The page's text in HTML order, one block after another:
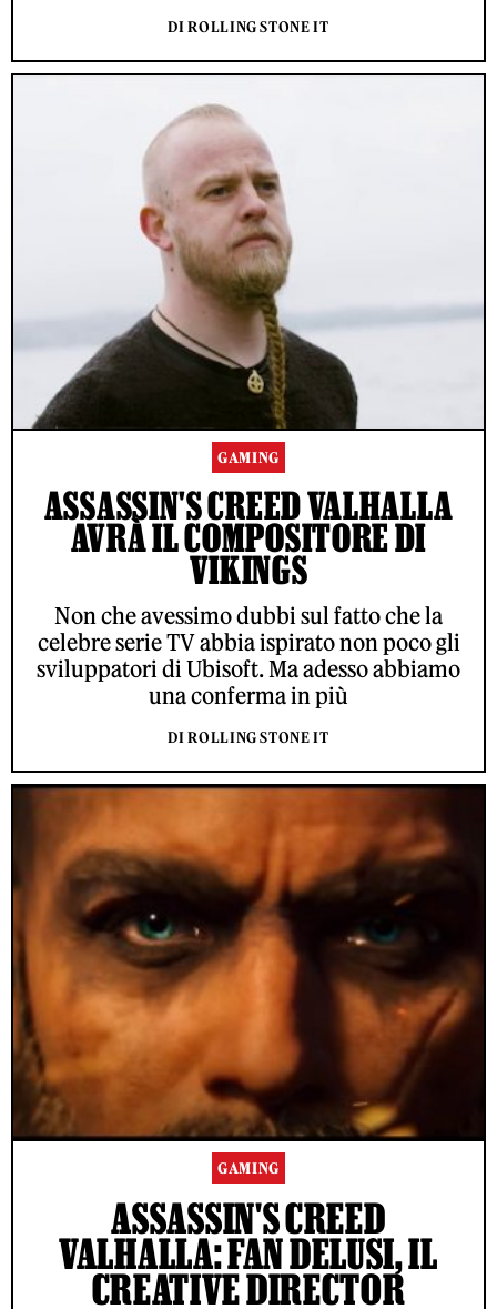
DI ROLLING STONE IT
GAMING
ASSASSIN'S CREED VALHALLA
AVRÀ IL COMPOSITORE DI
VIKINGS
Non che avessimo dubbi sul fatto che la
celebre serie TV abbia ispirato non poco gli
sviluppatori di Ubisoft. Ma adesso abbiamo
una conferma in più
DI ROLLING STONE IT
GAMING
ASSASSIN'S CREED
VALHALLA: FAN DELUSI, IL
CREATIVE DIRECTOR